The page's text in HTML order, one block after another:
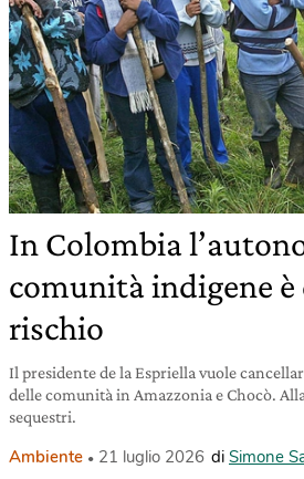
In Colombia
comunità indigene
rischio
Il presidente de la Espriella vuole
delle comunità in Amazzonia e Chocò.
sequestri.
Ambiente 21 luglio 2026 di Simone